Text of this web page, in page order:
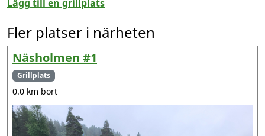
Lägg till en grillplats
Fler platser i närheten
Näsholmen #1
Grillplats
0.0 km bort